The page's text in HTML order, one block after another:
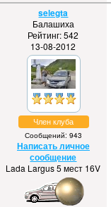
selegta
Балашиха
Рейтинг: 542
13-08-2012
Член клуба
Сообщений: 943
Написать личное
сообщение
Lada Largus 5 мест 16V